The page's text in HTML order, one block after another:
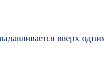
вверх